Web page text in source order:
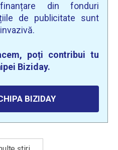
din fonduri
de publicitate sunt
poți contribui tu
Biziday.
BIZIDAY